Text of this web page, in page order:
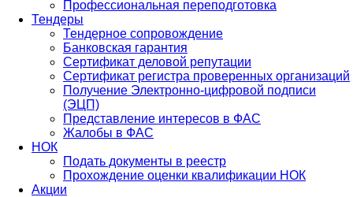
Профессиональная переподготовка
Тендеры
Тендерное сопровождение
Банковская гарантия
Сертификат деловой репутации
Сертификат регистра проверенных организаций
Получение Электронно-цифровой подписи
(ЭЦП)
Представление интересов в ФАС
Жалобы в ФАС
НОК
Подать документы в реестр
Прохождение оценки квалификации НОК
Акции